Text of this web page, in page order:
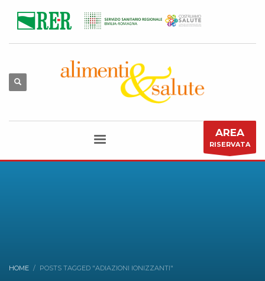
AREA
RISERVATA
HOME POSTS TAGGED "ADIAZIONI IONIZZANTI"